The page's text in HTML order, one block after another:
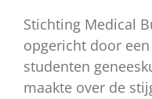
Stichting Medical
opgericht door
studenten
maakte over de